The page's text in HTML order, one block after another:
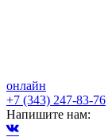
онлайн
+7 (343) 247-83-76
Напишите нам: